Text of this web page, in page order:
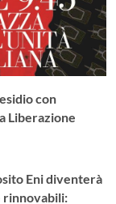
con
Liberazione
Eni diventerà
rinnovabili: